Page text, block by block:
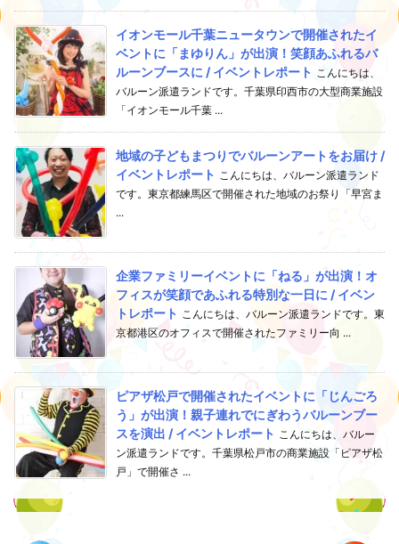
イオンモール千葉ニュータウンで開催されたイ
ベントに「まゆりん」が出演！笑顔あふれるバ
ルーンブースに / イベントレポート こんにちは、
バルーン派遣ランドです。千葉県印西市の大型商業施設
「イオンモール千葉 ...
地域の子どもまつりでバルーンアートをお届け /
イベントレポート こんにちは、バルーン派遣ランド
です。東京都練馬区で開催された地域のお祭り「早宮ま
...
企業ファミリーイベントに「ねる」が出演！オ
フィスが笑顔であふれる特別な一日に / イベン
トレポート こんにちは、バルーン派遣ランドです。東
京都港区のオフィスで開催されたファミリー向 ...
ピアザ松戸で開催されたイベントに「じんごろ
う」が出演！親子連れでにぎわうバルーンブー
スを演出 / イベントレポート こんにちは、バルー
ン派遣ランドです。千葉県松戸市の商業施設「ピアザ松
戸」で開催さ ...